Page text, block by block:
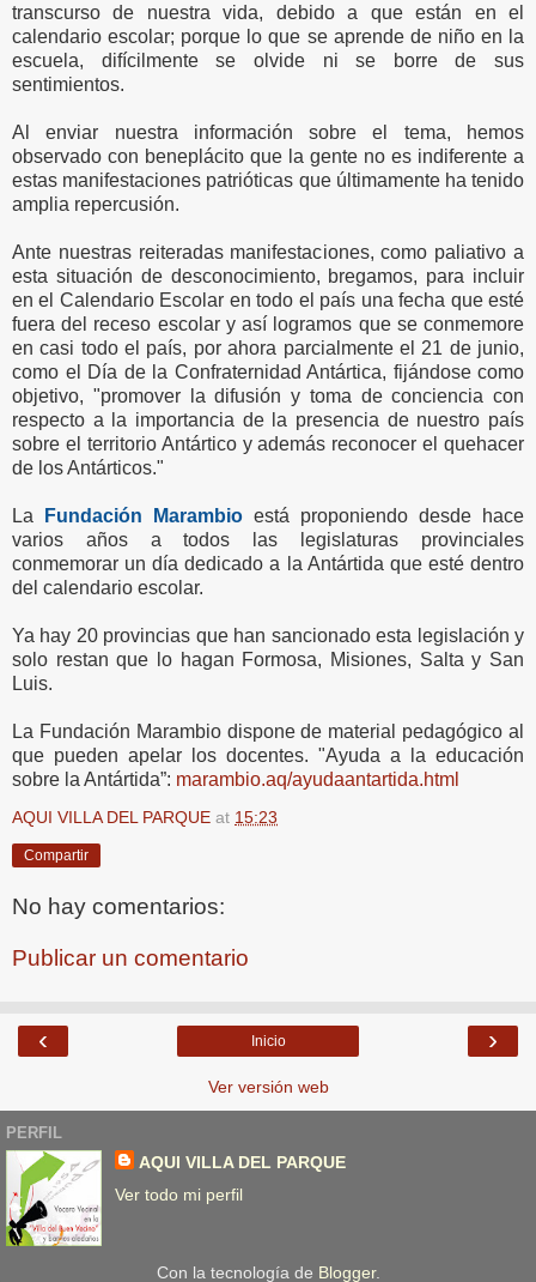
transcurso de nuestra vida, debido a que están en el
calendario escolar; porque lo que se aprende de niño en la
escuela, difícilmente se olvide ni se borre de sus
sentimientos.
Al enviar nuestra información sobre el tema, hemos
observado con beneplácito que la gente no es indiferente a
estas manifestaciones patrióticas que últimamente ha tenido
amplia repercusión.
Ante nuestras reiteradas manifestaciones, como paliativo a
esta situación de desconocimiento, bregamos, para incluir
en el Calendario Escolar en todo el país una fecha que esté
fuera del receso escolar y así logramos que se conmemore
en casi todo el país, por ahora parcialmente el 21 de junio,
como el Día de la Confraternidad Antártica, fijándose como
objetivo, "promover la difusión y toma de conciencia con
respecto a la importancia de la presencia de nuestro país
sobre el territorio Antártico y además reconocer el quehacer
de los Antárticos."
La Fundación Marambio está proponiendo desde hace
varios años a todos las legislaturas provinciales
conmemorar un día dedicado a la Antártida que esté dentro
del calendario escolar.
Ya hay 20 provincias que han sancionado esta legislación y
solo restan que lo hagan Formosa, Misiones, Salta y San
Luis.
La Fundación Marambio dispone de material pedagógico al
que pueden apelar los docentes. "Ayuda a la educación
sobre la Antártida”: marambio.aq/ayudaantartida.html
AQUI VILLA DEL PARQUE at 15:23
Compartir
No hay comentarios:
Publicar un comentario
‹ ›
Inicio
Ver versión web
PERFIL
AQUI VILLA DEL PARQUE
Ver todo mi perfil
Con la tecnología de Blogger.